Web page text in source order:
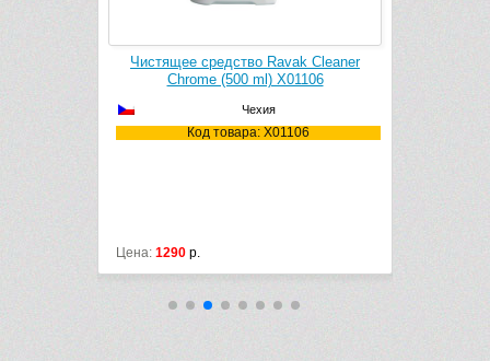
Чистящее средство Ravak Cleaner
Chrome (500 ml) X01106
Чехия
Код товара: X01106
Цена: 1290 р.